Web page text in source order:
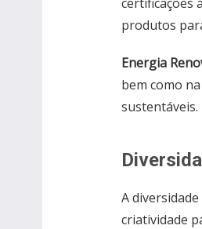
produtos
Energia
bem como
sustentáveis.
A
criatividade